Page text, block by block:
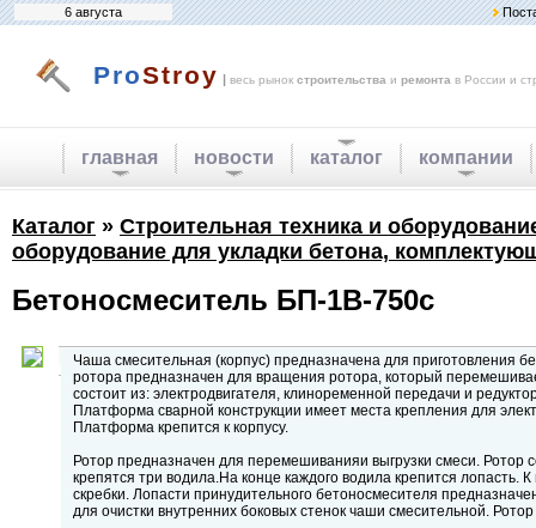
6 августа
ProStroy | весь рынок строительства и ремонта в России и
главная новости каталог компании
Каталог » Строительная техника и
оборудование для укладки бетона,
Бетоносмеситель БП-1В-750с
Чаша смесительная (корпус) предназначена для приготовления
ротора предназначен для вращения ротора, который
состоит из: электродвигателя, клиноременной передачи и
Платформа сварной конструкции имеет места крепления для
Платформа крепится к корпусу.
Ротор предназначен для перемешиванияи выгрузки смеси. Ротор
крепятся три водила.На конце каждого водила крепится лопасть.
скребки. Лопасти принудительного бетоносмесителя
для очистки внутренних боковых стенок чаши смесительной.